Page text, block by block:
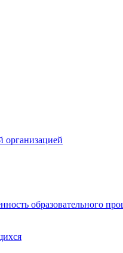
организацией
образовательного